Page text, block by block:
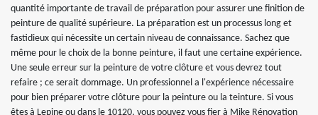
quantité importante de travail de préparation pour assurer une finition de
peinture de qualité supérieure. La préparation est un processus long et
fastidieux qui nécessite un certain niveau de connaissance. Sachez que
même pour le choix de la bonne peinture, il faut une certaine expérience.
Une seule erreur sur la peinture de votre clôture et vous devrez tout
refaire ; ce serait dommage. Un professionnel a l'expérience nécessaire
pour bien préparer votre clôture pour la peinture ou la teinture. Si vous
êtes à Lepine ou dans le 10120, vous pouvez vous fier à Mike Rénovation